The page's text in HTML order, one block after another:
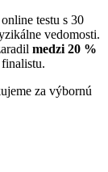
testu s 30
vedomosti.
medzi 20 %
.
za výbornú